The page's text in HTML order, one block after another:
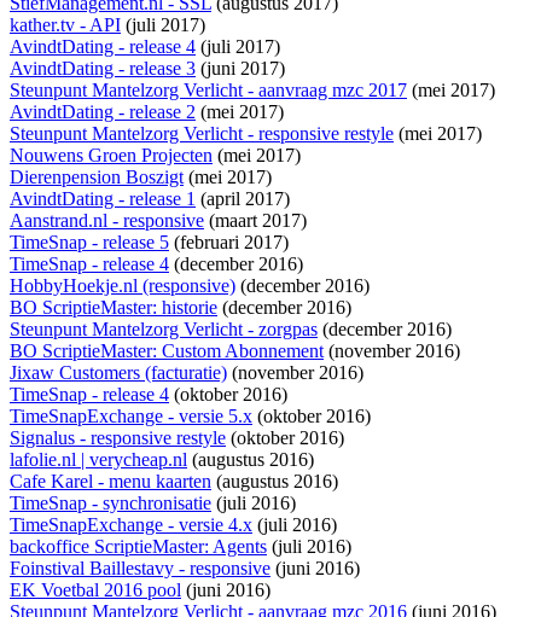
kather.tv - API (juli 2017)
AvindtDating - release 4 (juli 2017)
AvindtDating - release 3 (juni 2017)
Steunpunt Mantelzorg Verlicht - aanvraag mzc 2017 (mei 2017)
AvindtDating - release 2 (mei 2017)
Steunpunt Mantelzorg Verlicht - responsive restyle (mei 2017)
Nouwens Groen Projecten (mei 2017)
Dierenpension Boszigt(mei 2017)
AvindtDating - release 1 (april 2017)
Aanstrand.nl - responsive (maart 2017)
TimeSnap - release 5 (februari 2017)
TimeSnap - release 4 (december 2016)
HobbyHoekje.nl (responsive) (december 2016)
BO ScriptieMaster: historie (december 2016)
Steunpunt Mantelzorg Verlicht - zorgpas (december 2016)
BO ScriptieMaster: Custom Abonnement(november 2016)
Jixaw Customers (facturatie) (november 2016)
TimeSnap - release 4 (oktober 2016)
TimeSnapExchange - versie 5.x (oktober 2016)
Signalus - responsive restyle (oktober 2016)
lafolie.nl | verycheap.nl (augustus 2016)
Cafe Karel - menu kaarten (augustus 2016)
TimeSnap - synchronisatie (juli 2016)
TimeSnapExchange - versie 4.x (juli 2016)
backoffice ScriptieMaster: Agents (juli 2016)
Foinstival Baillestavy - responsive (juni 2016)
EK Voetbal 2016 pool (juni 2016)
Steunpunt Mantelzorg Verlicht - aanvraag mzc 2016 (juni 2016)